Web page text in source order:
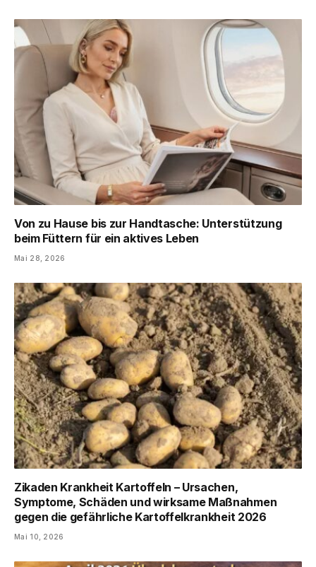
Von zu Hause bis zur Handtasche: Unterstützung
beim Füttern für ein aktives Leben
Mai 28, 2026
Zikaden Krankheit Kartoffeln – Ursachen,
Symptome, Schäden und wirksame Maßnahmen
gegen die gefährliche Kartoffelkrankheit 2026
Mai 10, 2026